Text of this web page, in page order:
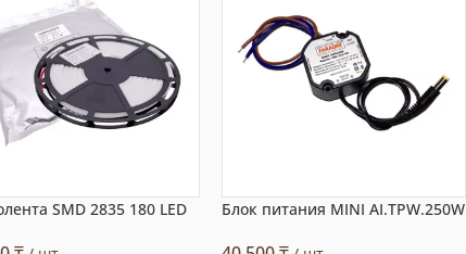
SMD 2835 180 LED Блок питания MINI AI.TPW.250W